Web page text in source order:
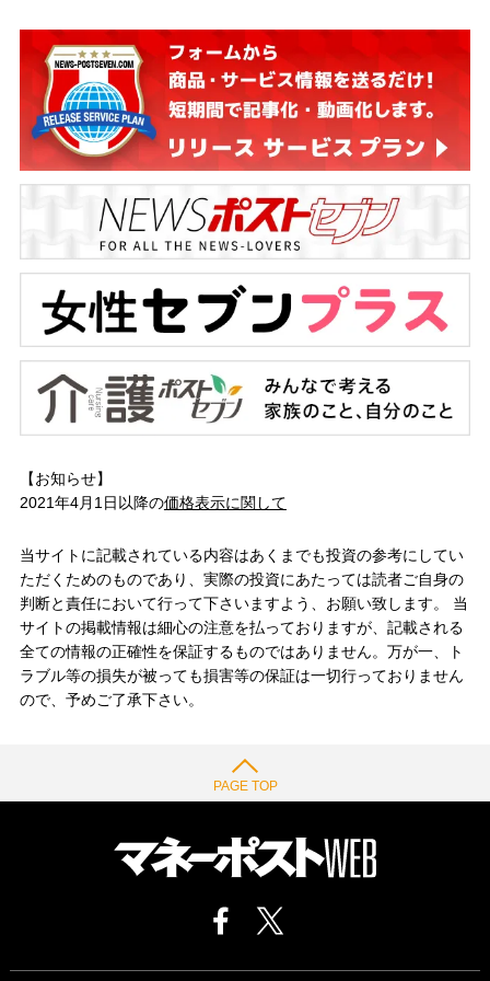
【お知らせ】
2021年4月1日以降の価格表示に関して
当サイトに記載されている内容はあくまでも投資の参考にしてい
ただくためのものであり、実際の投資にあたっては読者ご自身の
判断と責任において行って下さいますよう、お願い致します。 当
サイトの掲載情報は細心の注意を払っておりますが、記載される
全ての情報の正確性を保証するものではありません。万が一、ト
ラブル等の損失が被っても損害等の保証は一切行っておりません
ので、予めご了承下さい。
PAGE TOP